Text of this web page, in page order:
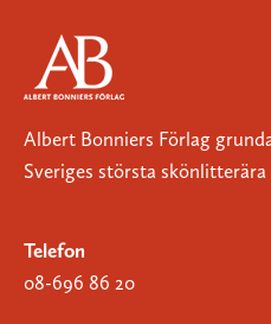
Albert Bonniers Förlag
Sveriges största
Telefon
08-696 86 20